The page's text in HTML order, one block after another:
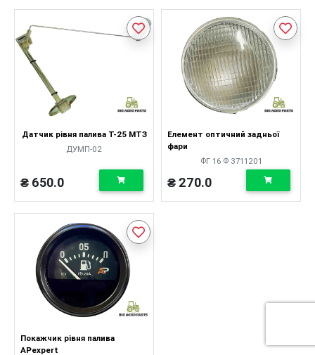
Датчик рівня палива Т-25 МТЗ
ДУМП-02
₴ 650.0
Елемент оптичний задньої
фари
ФГ 16 Ф 3711201
₴ 270.0
Покажчик рівня палива
APexpert